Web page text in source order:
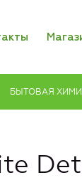
БЫТОВАЯ